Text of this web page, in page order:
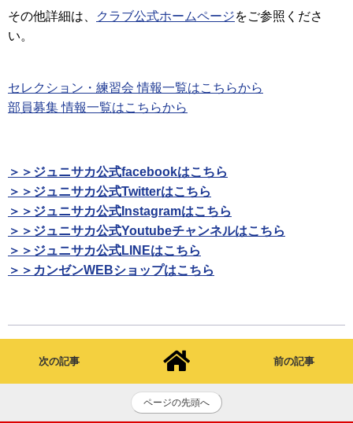
その他詳細は、 クラブ公式ホームページをご参照くださ
い。
セレクション・練習会 情報一覧はこちらから
部員募集 情報一覧はこちらから
＞＞ジュニサカ公式facebookはこちら
＞＞ジュニサカ公式Twitterはこちら
＞＞ジュニサカ公式Instagramはこちら
＞＞ジュニサカ公式Youtubeチャンネルはこちら
＞＞ジュニサカ公式LINEはこちら
＞＞カンゼンWEBショップはこちら
次の記事 前の記事
ページの先頭へ